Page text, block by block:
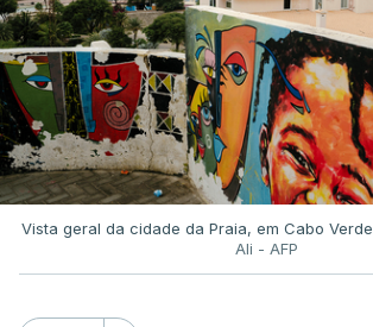
Vista geral da cidade da Praia, em Cabo Verde
Ali - AFP